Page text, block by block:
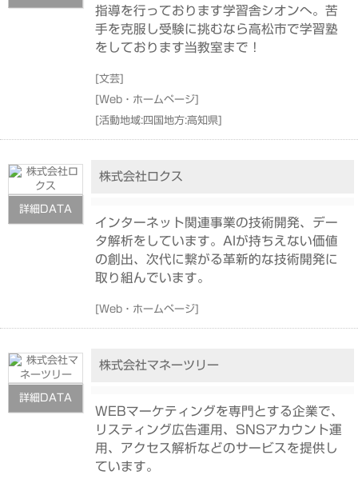
指導を行っております学習舎シオンへ。苦
手を克服し受験に挑むなら高松市で学習塾
をしております当教室まで！
[文芸]
[Web・ホームページ]
[活動地域:四国地方:高知県]
詳細DATA
株式会社ロクス
インターネット関連事業の技術開発、デー
タ解析をしています。AIが持ちえない価値
の創出、次代に繋がる革新的な技術開発に
取り組んでいます。
[Web・ホームページ]
詳細DATA
株式会社マネーツリー
WEBマーケティングを専門とする企業で、
リスティング広告運用、SNSアカウント運
用、アクセス解析などのサービスを提供し
ています。